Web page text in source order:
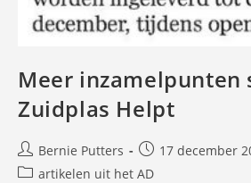
Meer inzamelpunten
Zuidplas Helpt
Bericht
auteur:
Bernie Putters
Bericht
gepubliceerd
17 december
Berichtcategorie:
artikelen uit het AD